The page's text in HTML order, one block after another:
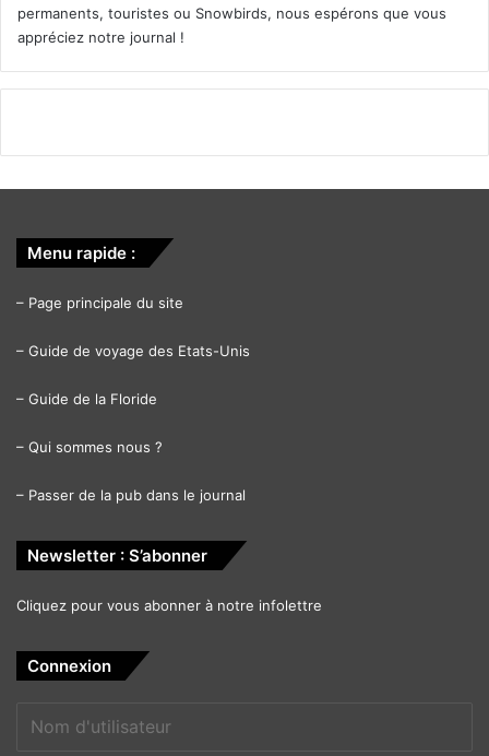
permanents, touristes ou Snowbirds, nous espérons que vous
appréciez notre journal !
Menu rapide :
– Page principale du site
– Guide de voyage des Etats-Unis
– Guide de la Floride
– Qui sommes nous ?
– Passer de la pub dans le journal
Newsletter : S’abonner
Cliquez pour vous abonner à notre infolettre
Connexion